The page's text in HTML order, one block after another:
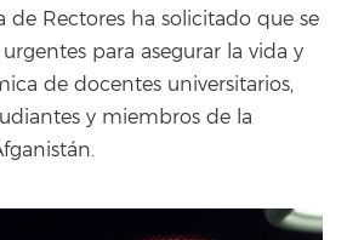
de Rectores ha solicitado que se
para asegurar la vida y
de docentes universitarios,
y miembros de la